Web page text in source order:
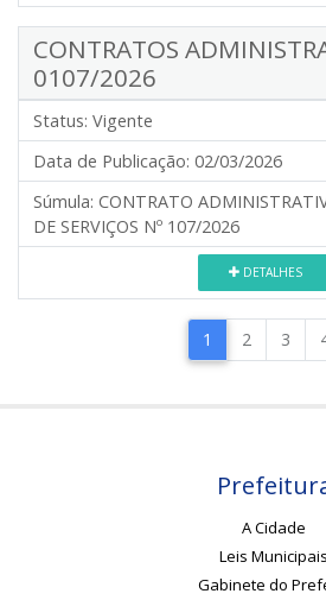
CONTRATOS
0107/2026
Status: Vigente
Data de Publicação: 02/03/2026
Súmula: CONTRATO
DE SERVIÇOS Nº 107/2026
DETALHES
1 2 3
A Cidade
Leis Municipais
Gabinete do